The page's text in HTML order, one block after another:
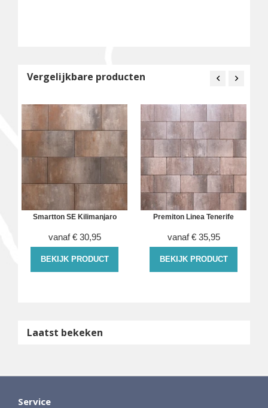
Vergelijkbare producten
Smartton SE Kilimanjaro
vanaf € 30,95
BEKIJK PRODUCT
Premiton Linea Tenerife
vanaf € 35,95
BEKIJK PRODUCT
Laatst bekeken
Service